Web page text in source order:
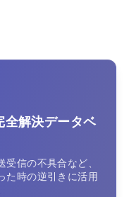
解決データベ
信の不具合など、
た時の逆引きに活用